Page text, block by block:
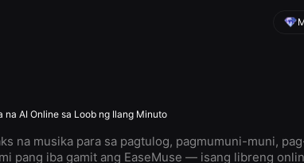
AI Online sa Loob ng Ilang Minuto
na musika para sa pagtulog, pagmumuni-muni,
pang iba gamit ang EaseMuse — isang libreng